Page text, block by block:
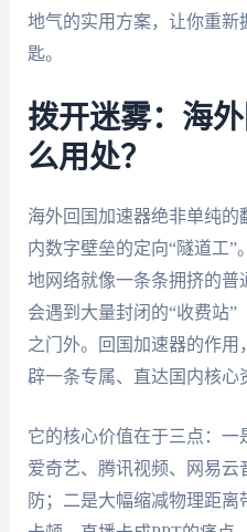
地气的实用方案，让你重新
匙。
拨开迷雾：海
么用处？
海外回国加速器绝非单纯的
内数字壁垒的定向“隧道工
地网络就像一条条拥挤的普
会遇到大量封闭的“收费站
之门外。回国加速器的作用
辟一条专属、直达国内核心
它的核心价值在于三点：一
爱奇艺、腾讯视频、网易云
防；二是大幅缩减物理距